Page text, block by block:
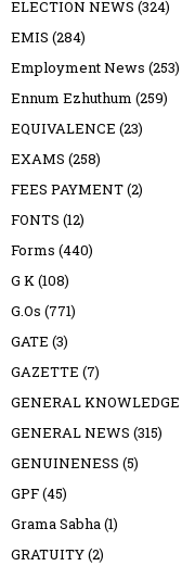
ELECTION NEWS (324)
EMIS (284)
Employment News (253)
Ennum Ezhuthum (259)
EQUIVALENCE (23)
EXAMS (258)
FEES PAYMENT(2)
FONTS (12)
Forms (440)
G K(108)
G.Os (771)
GATE (3)
GAZETTE (7)
GENERAL KNOWLEDGE
GENERAL NEWS (315)
GENUINENESS (5)
GPF(45)
Grama Sabha(1)
GRATUITY(2)